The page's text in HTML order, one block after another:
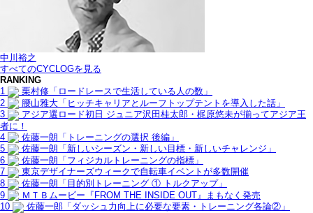
中川裕之
すべてのCYCLOGを見る
RANKING
1
栗村修「ロードレースで生活している人の数」
2
腰山雅大「ヒッチキャリアとルーフトップテントを導入した話」
3
アジア選ロード初日 ジュニア沢田桂太郎・梶原悠未が揃ってアジア王
者に！
4
佐藤一朗「トレーニングの選択 後編」
5
佐藤一朗「新しいシーズン・新しい目標・新しいチャレンジ」
6
佐藤一朗「フィジカルトレーニングの指標」
7
東京デザイナーズウィークで自転車イベントが多数開催
8
佐藤一朗「目的別トレーニング ① トルクアップ」
9
ＭＴＢムービー『FROM THE INSIDE OUT』まもなく発売
10
佐藤一郎「ダッシュ力向上に必要な要素・トレーニング各論②」